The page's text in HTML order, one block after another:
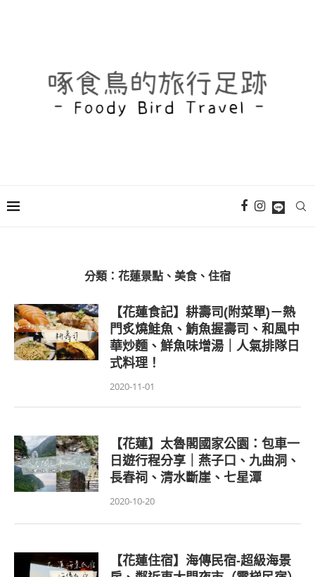
分類： 花蓮景點、美食、住宿
【花蓮食記】耕壽司(附菜單)－熱
門炙燒鮭魚、鮪魚握壽司、和風中
華炒麵、鮮魚味增湯｜人氣排隊日
式料理！
2020-11-01
【花蓮】太魯閣國家公園：包車一
日遊行程分享｜燕子口、九曲洞、
長春祠、清水斷崖、七星潭
2020-10-20
【花蓮住宿】海傳民宿-超級海景